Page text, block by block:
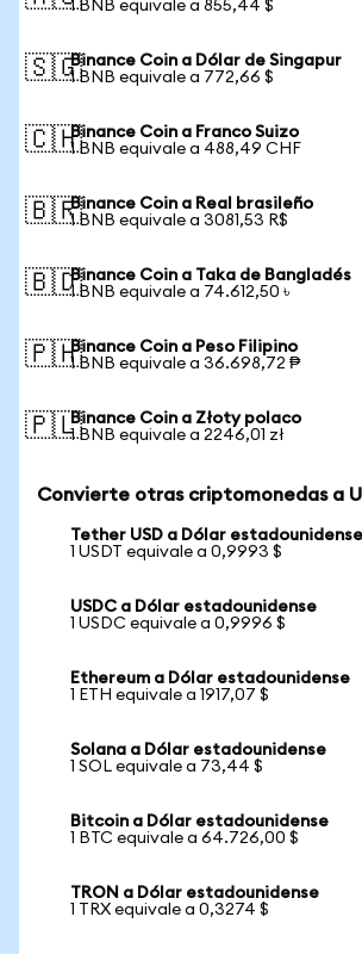
1 BNB equivale a 855,44 $
🇸🇬Binance Coin a Dólar de Singapur
1 BNB equivale a 772,66 $
🇨🇭Binance Coin a Franco Suizo
1 BNB equivale a 488,49 CHF
🇧🇷Binance Coin a Real brasileño
1 BNB equivale a 3081,53 R$
🇧🇩Binance Coin a Taka de Bangladés
1 BNB equivale a 74.612,50 ৳
🇵🇭Binance Coin a Peso Filipino
1 BNB equivale a 36.698,72 ₱
🇵🇱Binance Coin a Złoty polaco
1 BNB equivale a 2246,01 zł
Convierte otras criptomonedas a
Tether USD a Dólar estadounidense
1 USDT equivale a 0,9993 $
USDC a Dólar estadounidense
1 USDC equivale a 0,9996 $
Ethereum a Dólar estadounidense
1 ETH equivale a 1917,07 $
Solana a Dólar estadounidense
1 SOL equivale a 73,44 $
Bitcoin a Dólar estadounidense
1 BTC equivale a 64.726,00 $
TRON a Dólar estadounidense
1 TRX equivale a 0,3274 $